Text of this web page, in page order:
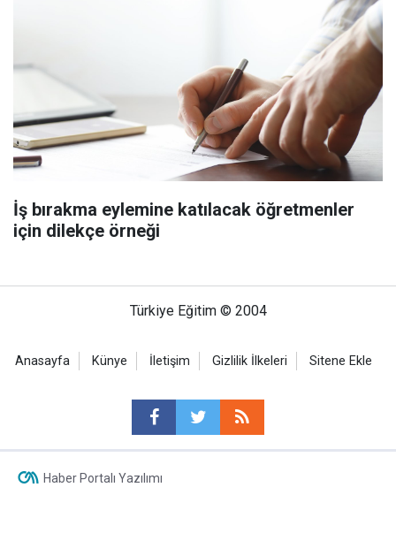
İş bırakma eylemine katılacak öğretmenler
için dilekçe örneği
Türkiye Eğitim © 2004
Anasayfa Künye İletişim Gizlilik İlkeleri Sitene Ekle
Haber Portalı Yazılımı